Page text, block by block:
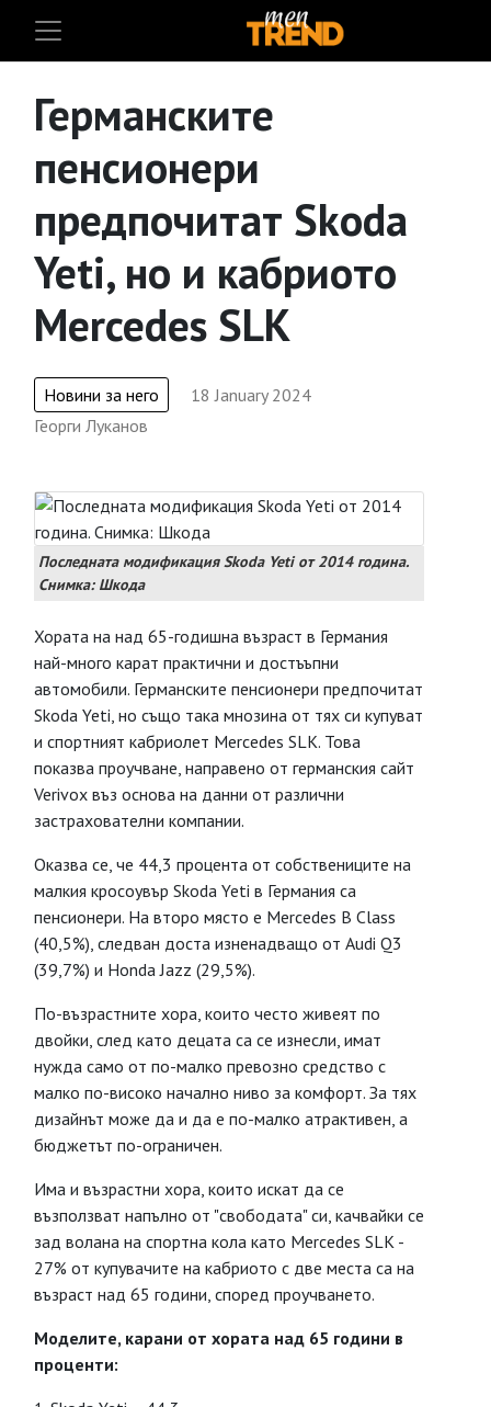
Германските
пенсионери
предпочитат Skoda
Yeti, но и кабриото
Mercedes SLK
Новини за него
18 January 2024
Георги Луканов
Последната модификация Skoda Yeti от 2014 година.
Снимка: Шкода
Хората на над 65-годишна възраст в Германия
най-много карат практични и достъъпни
автомобили. Германските пенсионери предпочитат
Skoda Yeti, но също така мнозина от тях си купуват
и спортният кабриолет Mercedes SLK. Това
показва проучване, направено от германския сайт
Verivox въз основа на данни от различни
застрахователни компании.
Оказва се, че 44,3 процента от собствениците на
малкия кросоувър Skoda Yeti в Германия са
пенсионери. На второ място е Mercedes B Class
(40,5%), следван доста изненадващо от Audi Q3
(39,7%) и Honda Jazz (29,5%).
По-възрастните хора, които често живеят по
двойки, след като децата са се изнесли, имат
нужда само от по-малко превозно средство с
малко по-високо начално ниво за комфорт. За тях
дизайнът може да и да е по-малко атрактивен, а
бюджетът по-ограничен.
Има и възрастни хора, които искат да се
възползват напълно от "свободата" си, качвайки се
зад волана на спортна кола като Mercedes SLK -
27% от купувачите на кабриото с две места са на
възраст над 65 години, според проучването.
Моделите, карани от хората над 65 години в
проценти: